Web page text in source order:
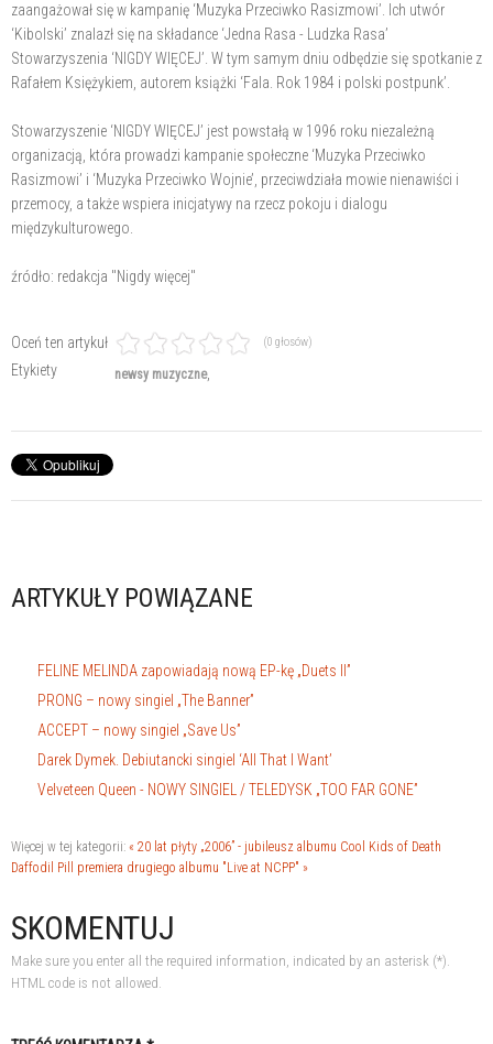
zaangażował się w kampanię ‘Muzyka Przeciwko Rasizmowi’. Ich utwór
‘Kibolski’ znalazł się na składance ‘Jedna Rasa - Ludzka Rasa’
Stowarzyszenia ‘NIGDY WIĘCEJ’. W tym samym dniu odbędzie się spotkanie z
Rafałem Księżykiem, autorem książki ‘Fala. Rok 1984 i polski postpunk’.
Stowarzyszenie ‘NIGDY WIĘCEJ’ jest powstałą w 1996 roku niezależną
organizacją, która prowadzi kampanie społeczne ‘Muzyka Przeciwko
Rasizmowi’ i ‘Muzyka Przeciwko Wojnie’, przeciwdziała mowie nienawiści i
przemocy, a także wspiera inicjatywy na rzecz pokoju i dialogu
międzykulturowego.
źródło: redakcja "Nigdy więcej"
Oceń ten artykuł (0 głosów)
Etykiety newsy muzyczne
ARTYKUŁY POWIĄZANE
FELINE MELINDA zapowiadają nową EP-kę „Duets II”
PRONG – nowy singiel „The Banner”
ACCEPT – nowy singiel „Save Us”
Darek Dymek. Debiutancki singiel ‘All That I Want’
Velveteen Queen - NOWY SINGIEL / TELEDYSK „TOO FAR GONE”
Więcej w tej kategorii: « 20 lat płyty „2006” - jubileusz albumu Cool Kids of Death
Daffodil Pill premiera drugiego albumu "Live at NCPP" »
SKOMENTUJ
Make sure you enter all the required information, indicated by an asterisk (*).
HTML code is not allowed.